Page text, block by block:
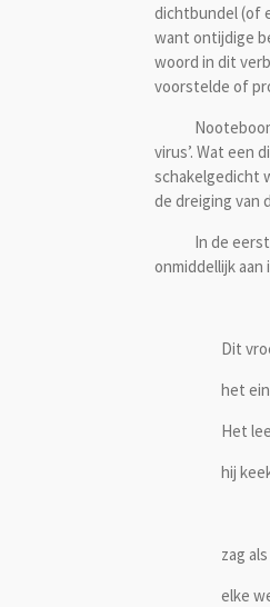
dichtbundel (of
want ontijdige
woord in dit
voorstelde of
Nooteboom
virus’. Wat een
schakelgedicht
de dreiging van
In de eerste
onmiddellijk
Dit
het
Het
hij
zag
elke